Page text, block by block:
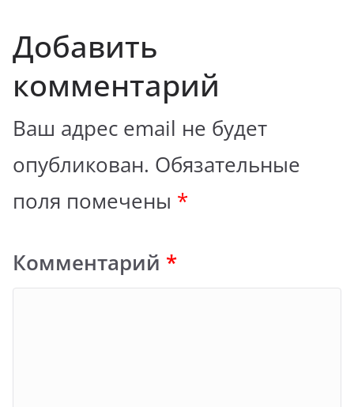
Добавить
комментарий
Ваш адрес email не будет
опубликован. Обязательные
поля помечены *
Комментарий *